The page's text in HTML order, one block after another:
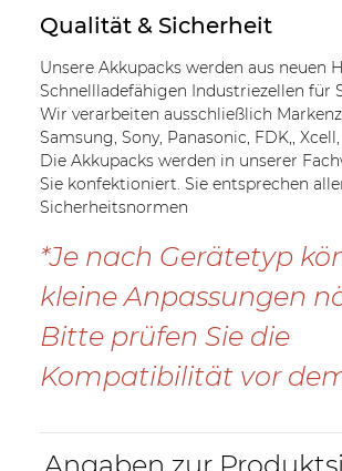
Qualität & Sicherheit
Unsere Akkupacks werden aus neuen
Schnellladefähigen Industriezellen für
Wir verarbeiten ausschließlich
Samsung, Sony, Panasonic, FDK,, Xcell,
Die Akkupacks werden in unserer
Sie konfektioniert. Sie entsprechen
Sicherheitsnormen
*Je nach Gerätetyp
kleine Anpassungen
Bitte prüfen Sie die
Kompatibilität vor
Angaben zur